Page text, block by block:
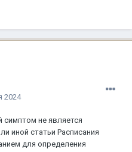
2024
симптом не является
иной статьи Расписания
для определения